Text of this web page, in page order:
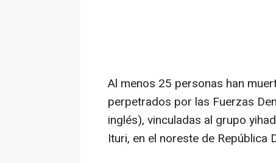
Al menos 25 personas han
perpetrados por las Fuerzas
inglés), vinculadas al grupo
Ituri, en el noreste de República